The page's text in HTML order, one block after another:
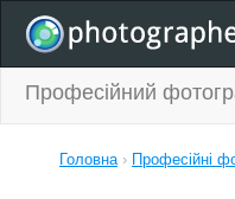
Професійний
Головна› Професійні